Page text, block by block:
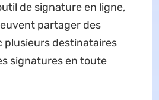
de signature en ligne,
partager des
plusieurs destinataires
signatures en toute